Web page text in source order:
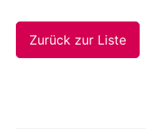
Zurück zur Liste